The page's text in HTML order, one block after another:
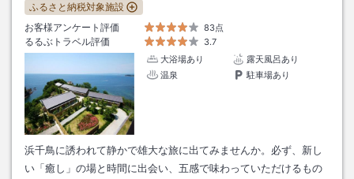
ふるさと納税対象施設
お客様アンケート評価
83点
るるぶトラベル評価
3.7
大浴場あり
露天風呂あり
温泉
駐車場あり
浜千鳥に誘われて静かで雄大な旅に出てみませんか。必ず、新し
い「癒し」の場と時間に出会い、五感で味わっていただけるもの